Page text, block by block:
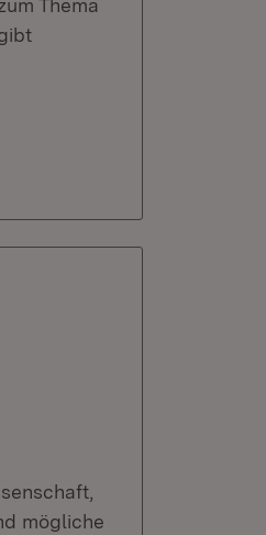
Thema
mögliche